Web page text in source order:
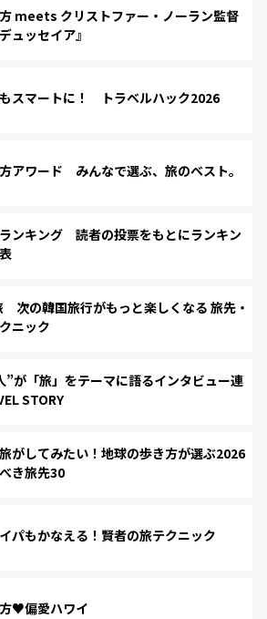
meets クリストファー・ノーラン監督
ュッセイア』
スマートに！ トラベルハック2026
アワード みんなで選ぶ、旅のベスト。
ンキング 読者の投票をもとにランキン
次の韓国旅行がもっと楽しくなる 旅先・
ニック
”が「旅」をテーマに語るインタビュー連
STORY
がしてみたい！地球の歩き方が選ぶ2026
き旅先30
パもかなえる！賢者の旅テクニック
♥偏愛ハワイ